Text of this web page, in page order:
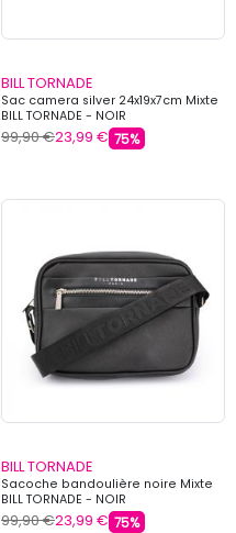
BILL TORNADE
Sac camera silver 24x19x7cm Mixte
BILL TORNADE - NOIR
99,90 €23,99 € 75%
BILL TORNADE
Sacoche bandoulière noire Mixte
BILL TORNADE - NOIR
99,90 €23,99 € 75%